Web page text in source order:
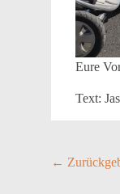
Eure
Text:
Post
←